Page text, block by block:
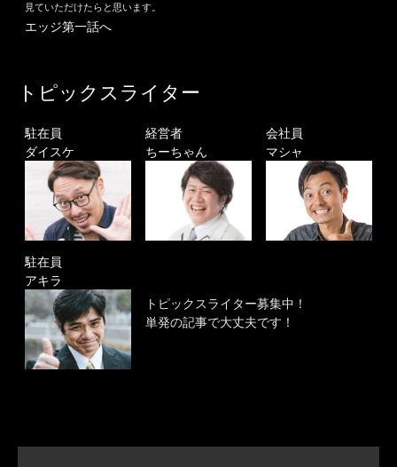
見ていただけたらと思います。
エッジ第一話へ
トピックスライター
駐在員
ダイスケ
経営者
ちーちゃん
会社員
マシャ
駐在員
アキラ
トピックスライター募集中！
単発の記事で大丈夫です！